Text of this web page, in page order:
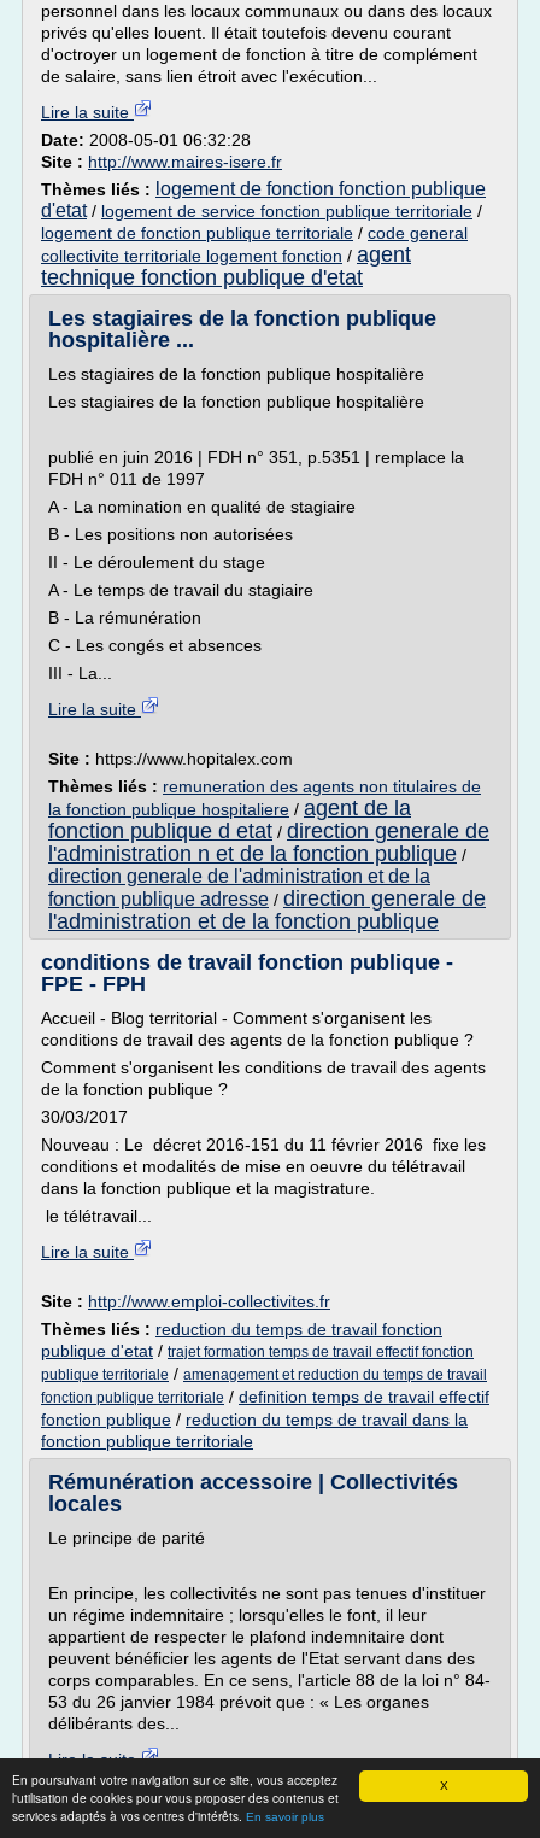
X
En poursuivant votre navigation sur ce site, vous acceptez
l'utilisation de cookies pour vous proposer des contenus et
services adaptés à vos centres d'intérêts. En savoir plus
personnel dans les locaux communaux ou dans des locaux
privés qu'elles louent. Il était toutefois devenu courant
d'octroyer un logement de fonction à titre de complément
de salaire, sans lien étroit avec l'exécution...
Lire la suite
Date: 2008-05-01 06:32:28
Site : http://www.maires-isere.fr
Thèmes liés : logement de fonction fonction publique
d'etat/ logement de service fonction publique territoriale /
logement de fonction publique territoriale / code general
collectivite territoriale logement fonction / agent
technique fonction publique d'etat
Les stagiaires de la fonction publique
hospitalière ...
Les stagiaires de la fonction publique hospitalière
Les stagiaires de la fonction publique hospitalière
publié en juin 2016 | FDH n° 351, p.5351 | remplace la
FDH n° 011 de 1997
A - La nomination en qualité de stagiaire
B - Les positions non autorisées
II - Le déroulement du stage
A - Le temps de travail du stagiaire
B - La rémunération
C - Les congés et absences
III - La...
Lire la suite
Site : https://www.hopitalex.com
Thèmes liés : remuneration des agents non titulaires de
la fonction publique hospitaliere / agent de la
fonction publique d etat / direction generale de
l'administration n et de la fonction publique /
direction generale de l'administration et de la
fonction publique adresse / direction generale de
l'administration et de la fonction publique
conditions de travail fonction publique -
FPE - FPH
Accueil - Blog territorial - Comment s'organisent les
conditions de travail des agents de la fonction publique ?
Comment s'organisent les conditions de travail des agents
de la fonction publique ?
30/03/2017
Nouveau : Le décret 2016-151 du 11 février 2016 fixe les
conditions et modalités de mise en oeuvre du télétravail
dans la fonction publique et la magistrature.
le télétravail...
Lire la suite
Site : http://www.emploi-collectivites.fr
Thèmes liés : reduction du temps de travail fonction
publique d'etat / trajet formation temps de travail effectif fonction
publique territoriale / amenagement et reduction du temps de travail
fonction publique territoriale / definition temps de travail effectif
fonction publique / reduction du temps de travail dans la
fonction publique territoriale
Rémunération accessoire | Collectivités
locales
Le principe de parité
En principe, les collectivités ne sont pas tenues d'instituer
un régime indemnitaire ; lorsqu'elles le font, il leur
appartient de respecter le plafond indemnitaire dont
peuvent bénéficier les agents de l'Etat servant dans des
corps comparables. En ce sens, l'article 88 de la loi n° 84-
53 du 26 janvier 1984 prévoit que : « Les organes
délibérants des...
Lire la suite
Date:2017-04-04 00:30:15
Site :http://www.collectivites-locales.gouv.fr